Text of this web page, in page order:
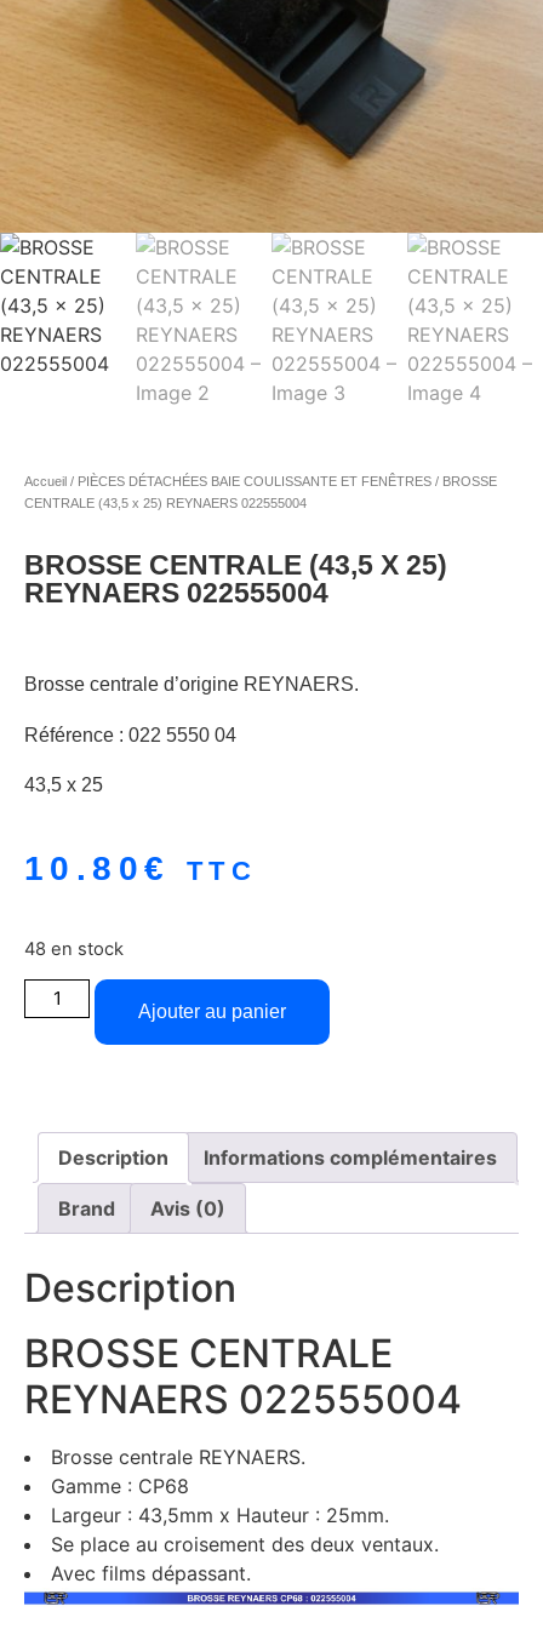
Accueil / PIÈCES DÉTACHÉES BAIE COULISSANTE ET FENÊTRES / BROSSE
CENTRALE (43,5 x 25) REYNAERS 022555004
BROSSE CENTRALE (43,5 X 25)
REYNAERS 022555004
Brosse centrale d’origine REYNAERS.
Référence : 022 5550 04
43,5 x 25
10.80€ TTC
48 en stock
Ajouter au panier
Description Informations complémentaires
Brand Avis (0)
Description
BROSSE CENTRALE
REYNAERS 022555004
Brosse centrale REYNAERS.
Gamme : CP68
Largeur : 43,5mm x Hauteur : 25mm.
Se place au croisement des deux ventaux.
Avec films dépassant.